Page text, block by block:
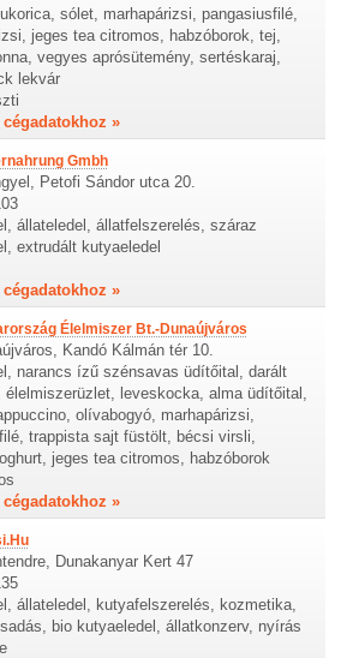
sólet, marhapárizsi, pangasiusfilé,
jeges tea citromos, habzóborok, tej,
vegyes aprósütemény, sertéskaraj,
lekvár
»
Gmbh
Petofi Sándor utca 20.
állateledel, állatfelszerelés, száraz
extrudált kutyaeledel
»
Élelmiszer Bt.-Dunaújváros
Kandó Kálmán tér 10.
narancs ízű szénsavas üdítőital, darált
élelmiszerüzlet, leveskocka, alma üdítőital,
olívabogyó, marhapárizsi,
trappista sajt füstölt, bécsi virsli,
jeges tea citromos, habzóborok
»
Dunakanyar Kert 47
állateledel, kutyafelszerelés, kozmetika,
bio kutyaeledel, állatkonzerv, nyírás